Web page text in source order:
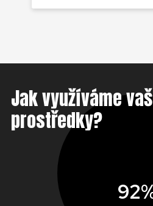
Jak využíváme
prostředky?